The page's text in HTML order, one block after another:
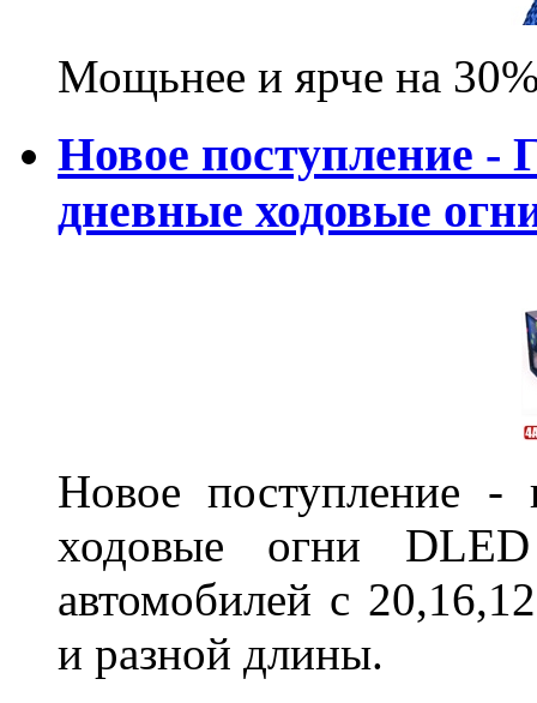
Мощьнее и ярче на
Новое поступление -
дневные ходовые
Новое поступление -
ходовые огни
автомобилей с
и разной длины.